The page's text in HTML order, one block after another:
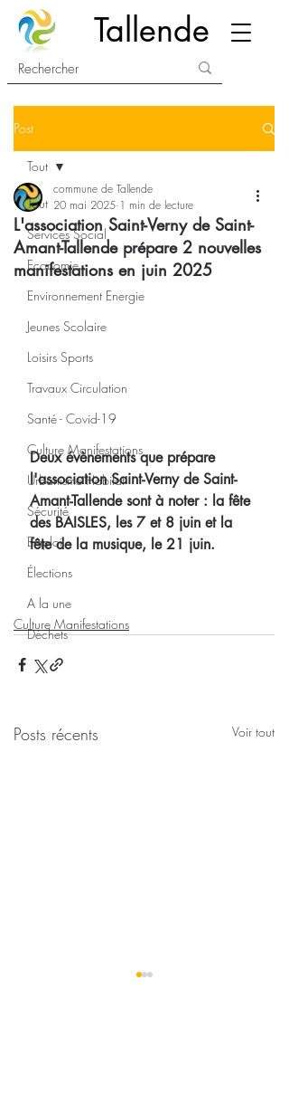
Tallende
Post
Tout
Services Social
Economie
Environnement Energie
Jeunes Scolaire
Loisirs Sports
Travaux Circulation
Santé - Covid-19
Culture Manifestations
Urbanisme Habitat
Sécurité
Emploi
Élections
A la une
Déchets
Tout
L'association Saint-Verny de Saint-
Amant-Tallende prépare 2 nouvelles
manifestations en juin 2025
commune de Tallende
20 mai 2025 1 min de lecture
Deux évènements que prépare
l'association Saint-Verny de Saint-
Amant-Tallende sont à noter : la fête
des BAISLES, les 7 et 8 juin et la
fête de la musique, le 21 juin.
Culture Manifestations
Posts récents Voir tout